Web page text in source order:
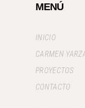
MENÚ
INICIO
CARMEN
PROYECTOS
CONTACTO